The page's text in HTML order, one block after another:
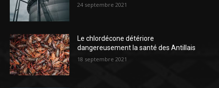
24 septembre 2021
Le chlordécone détériore
dangereusement la santé des Antillais
18 septembre 2021